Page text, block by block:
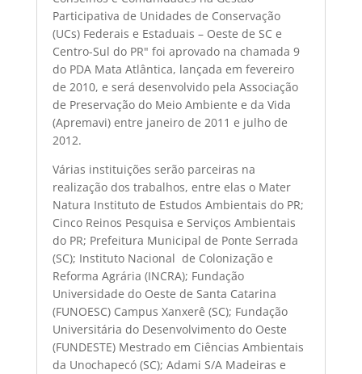
Participativa de Unidades de Conservação
(UCs) Federais e Estaduais – Oeste de SC e
Centro-Sul do PR" foi aprovado na chamada 9
do PDA Mata Atlântica, lançada em fevereiro
de 2010, e será desenvolvido pela Associação
de Preservação do Meio Ambiente e da Vida
(Apremavi) entre janeiro de 2011 e julho de
2012.
Várias instituições serão parceiras na
realização dos trabalhos, entre elas o Mater
Natura Instituto de Estudos Ambientais do PR;
Cinco Reinos Pesquisa e Serviços Ambientais
do PR; Prefeitura Municipal de Ponte Serrada
(SC); Instituto Nacional de Colonização e
Reforma Agrária (INCRA); Fundação
Universidade do Oeste de Santa Catarina
(FUNOESC) Campus Xanxerê (SC); Fundação
Universitária do Desenvolvimento do Oeste
(FUNDESTE) Mestrado em Ciências Ambientais
da Unochapecó (SC); Adami S/A Madeiras e